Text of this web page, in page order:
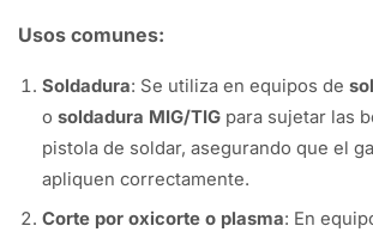
Usos comunes:
Soldadura: Se utiliza en equipos de
o soldadura MIG/TIG para sujetar las
pistola de soldar, asegurando que el
apliquen correctamente.
Corte por oxicorte o plasma: En